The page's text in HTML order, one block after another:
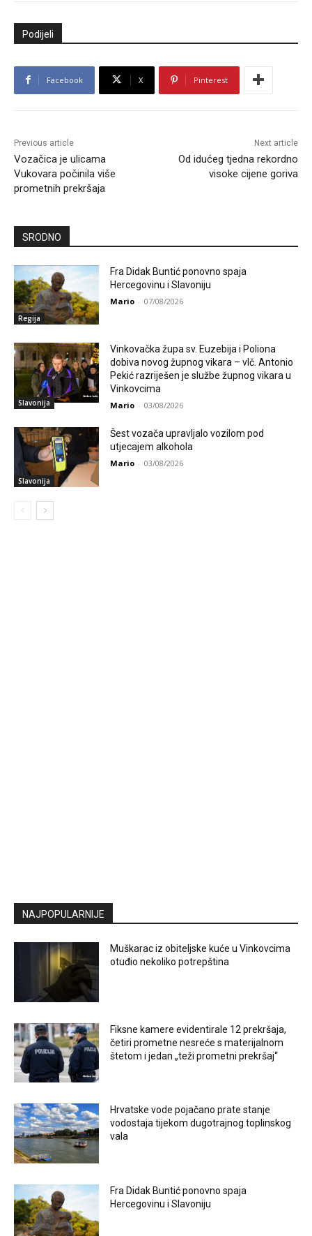
Podijeli
Facebook X Pinterest
Previous article
Vozačica je ulicama
Vukovara počinila više
prometnih prekršaja
Next article
Od idućeg tjedna rekordno
visoke cijene goriva
SRODNO
Regija
Fra Didak Buntić ponovno spaja
Hercegovinu i Slavoniju
Mario - 07/08/2026
Slavonija
Vinkovačka župa sv. Euzebija i Poliona
dobiva novog župnog vikara – vlč. Antonio
Pekić razriješen je službe župnog vikara u
Vinkovcima
Mario - 03/08/2026
Slavonija
Šest vozača upravljalo vozilom pod
utjecajem alkohola
Mario - 03/08/2026
NAJPOPULARNIJE
Muškarac iz obiteljske kuće u Vinkovcima
otuđio nekoliko potrepština
Fiksne kamere evidentirale 12 prekršaja,
četiri prometne nesreće s materijalnom
štetom i jedan „teži prometni prekršaj“
Hrvatske vode pojačano prate stanje
vodostaja tijekom dugotrajnog toplinskog
vala
Fra Didak Buntić ponovno spaja
Hercegovinu i Slavoniju